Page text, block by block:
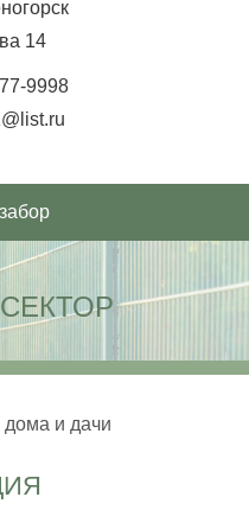
14
9998
и дачи